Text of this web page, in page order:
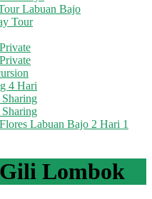
Labuan Bajo
Tour
4 Hari
Labuan Bajo 2 Hari 1
Lombok